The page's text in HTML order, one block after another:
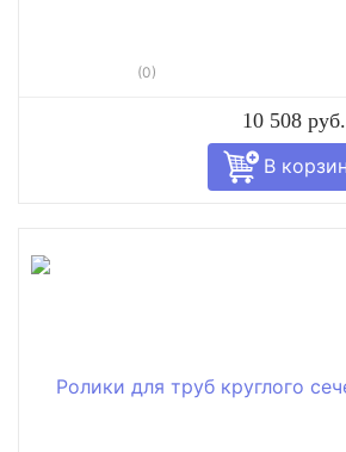
(0)
10 508 руб.